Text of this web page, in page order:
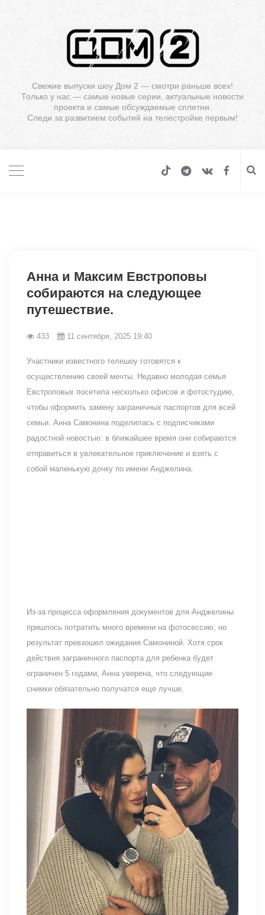
Свежие выпуски шоу Дом 2 — смотри раньше всех!
Только у нас — самые новые серии, актуальные новости
проекта и самые обсуждаемые сплетни.
Следи за развитием событий на телестройке первым!
Анна и Максим Евстроповы
собираются на следующее
путешествие.
433 11 сентября, 2025 19:40
Участники известного телешоу готовятся к
осуществлению своей мечты. Недавно молодая семья
Евстроповых посетила несколько офисов и фотостудию,
чтобы оформить замену заграничных паспортов для всей
семьи. Анна Самонина поделилась с подписчиками
радостной новостью: в ближайшее время они собираются
отправиться в увлекательное приключение и взять с
собой маленькую дочку по имени Анджелина.
Из-за процесса оформления документов для Анджелины
пришлось потратить много времени на фотосессию, но
результат превзошел ожидания Самониной. Хотя срок
действия заграничного паспорта для ребенка будет
ограничен 5 годами, Анна уверена, что следующие
снимки обязательно получатся еще лучше.